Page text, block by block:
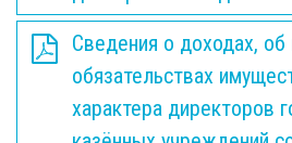
Сведения о доходах,
обязательствах
характера директоров